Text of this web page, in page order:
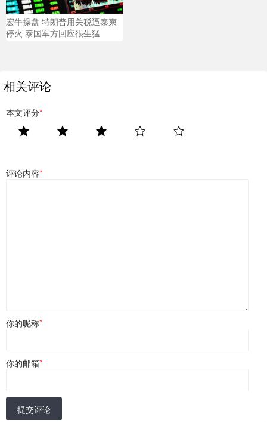
宏牛操盘 特朗普用关税逼泰柬
停火 泰国军方回应很生猛
相关评论
本文评分*
评论内容*
你的昵称*
你的邮箱*
提交评论